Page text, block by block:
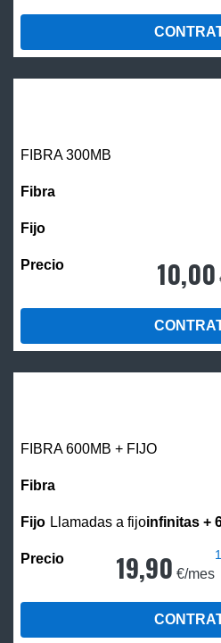
FIBRA 300MB
10,00
FIBRA 600MB + FIJO
Llamadas a fijoinfinitas +
19,90 €/mes